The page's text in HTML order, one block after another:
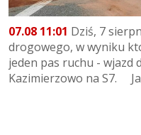
07.08 11:01 Dziś, 7
drogowego, w wyniku
jeden pas ruchu - wjazd
Kazimierzowo na S7.